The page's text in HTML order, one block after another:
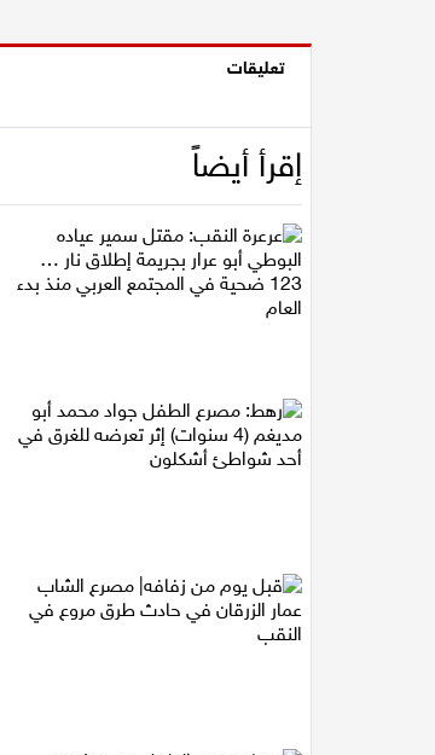
تعليقات
إقرأ أيضاً